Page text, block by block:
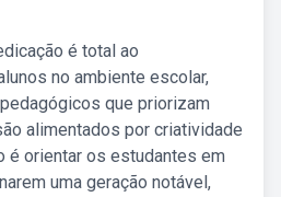
é total ao
no ambiente escolar,
que priorizam
alimentados por criatividade
é orientar os estudantes em
uma geração notável,